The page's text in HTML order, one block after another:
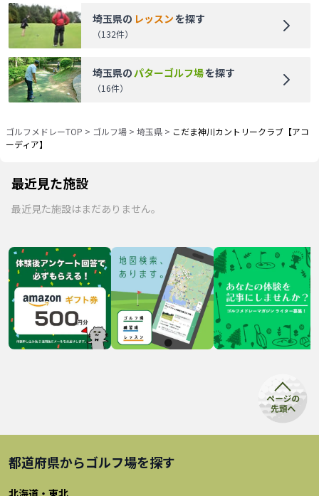
埼玉県の レッスンを探す
（132件）
埼玉県の パターゴルフ場を探す
（16件）
ゴルフメドレーTOP > ゴルフ場 > 埼玉県 > こだま神川カントリークラブ【アコ
ーディア】
最近見た施設
最近見た施設はまだありません。
都道府県からゴルフ場を探す
北海道・東北